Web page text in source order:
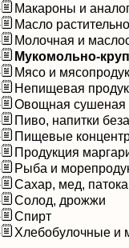
Макароны и
Масло
Молочная и
Мукомольно-
Мясо и
Непищевая
Овощная сушеная
Пиво, напитки
Пищевые
Продукция
Рыба и
Сахар, мед, патока
Солод, дрожжи
Спирт
Хлебобулочные и